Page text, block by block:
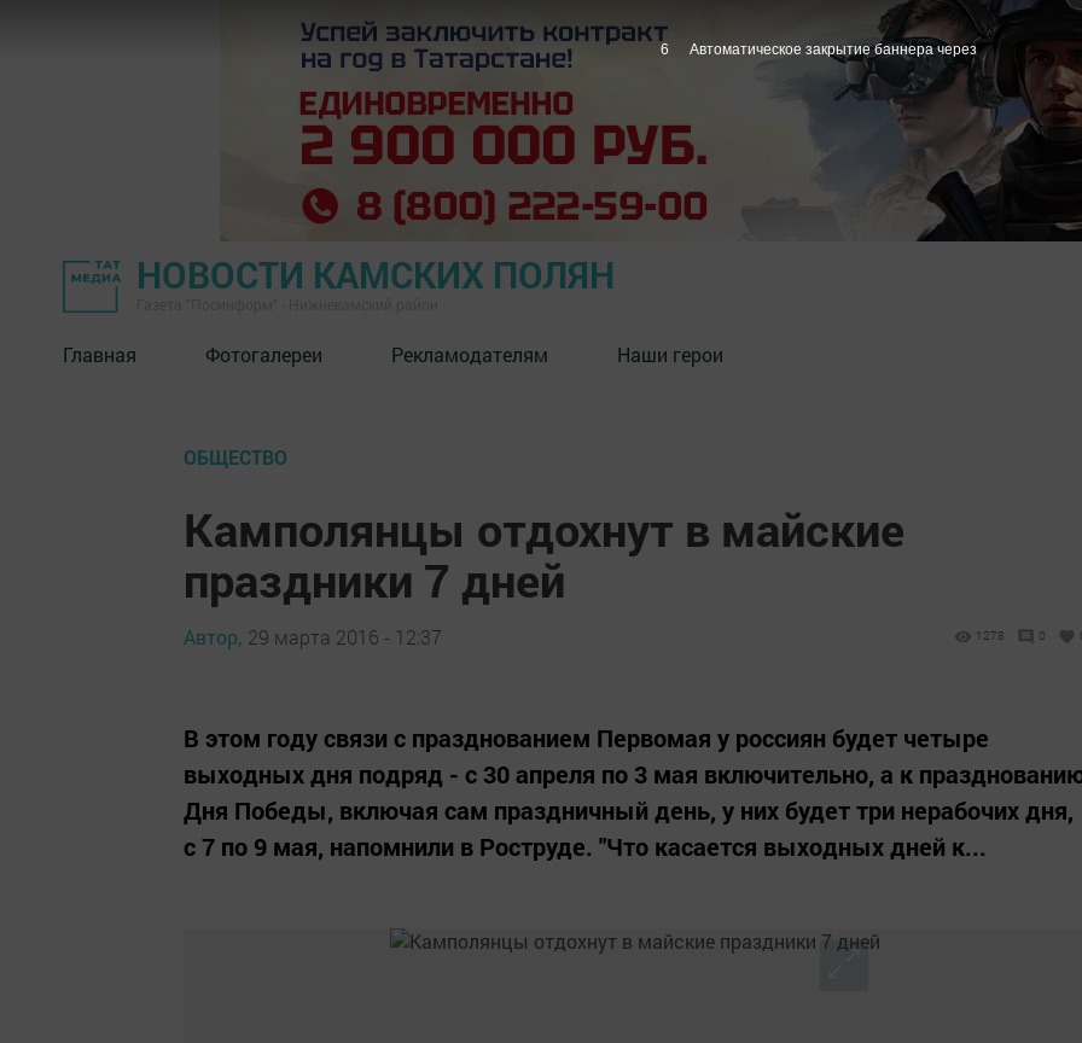
НОВОСТИ КАМСКИХ ПОЛЯН
Главная Фотогалереи Рекламодателям Наши герои
ОБЩЕСТВО
Камполянцы отдохнут в майские
праздники 7 дней
Автор, 29 марта 2016 - 12:37 1278 0
В этом году связи с празднованием Первомая у россиян будет четыре
выходных дня подряд - с 30 апреля по 3 мая включительно, а к
Дня Победы, включая сам праздничный день, у них будет три нерабочих дня,
с 7 по 9 мая, напомнили в Роструде. "Что касается выходных дней к...
5 Автоматическое закрытие баннера через